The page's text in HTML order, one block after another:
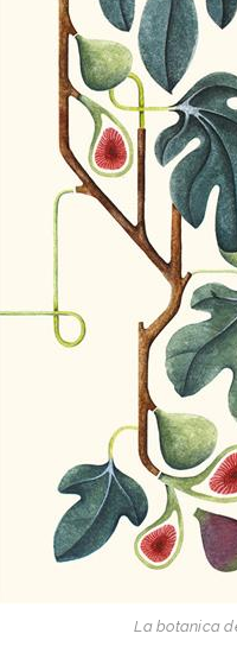
La botanica